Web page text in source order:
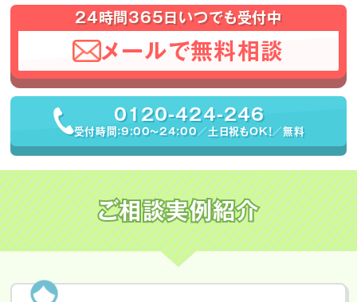
24時間365日いつでも受付中
メールで無料相談
0120-424-246
受付時間：9:00〜24:00／土日祝もOK！／無料
ご相談実例紹介